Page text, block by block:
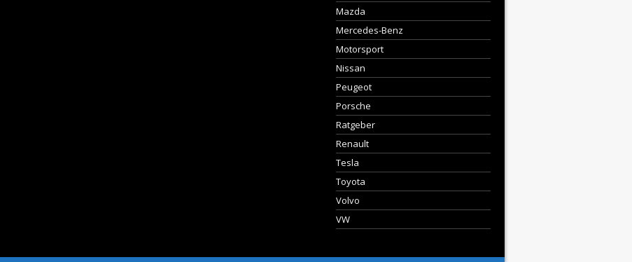
Mazda
Mercedes-Benz
Motorsport
Nissan
Peugeot
Porsche
Ratgeber
Renault
Tesla
Toyota
Volvo
VW